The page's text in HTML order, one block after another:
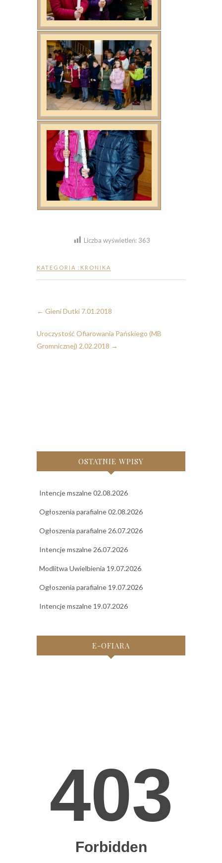
Liczba wyświetleń: 363
KATEGORIA : KRONIKA
← Gieni Dutki 7.01.2018
Uroczystość Ofiarowania Pańskiego (MB
Gromnicznej) 2.02.2018 →
OSTATNIE WPISY
Intencje mszalne 02.08.2026
Ogłoszenia parafialne 02.08.2026
Ogłoszenia parafialne 26.07.2026
Intencje mszalne 26.07.2026
Modlitwa Uwielbienia 19.07.2026
Ogłoszenia parafialne 19.07.2026
Intencje mszalne 19.07.2026
E-OFIARA